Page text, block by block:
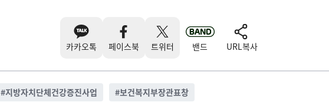
카카오톡 페이스북 트위터 밴드 URL복사
#지방자치단체건강증진사업 #보건복지부장관표창